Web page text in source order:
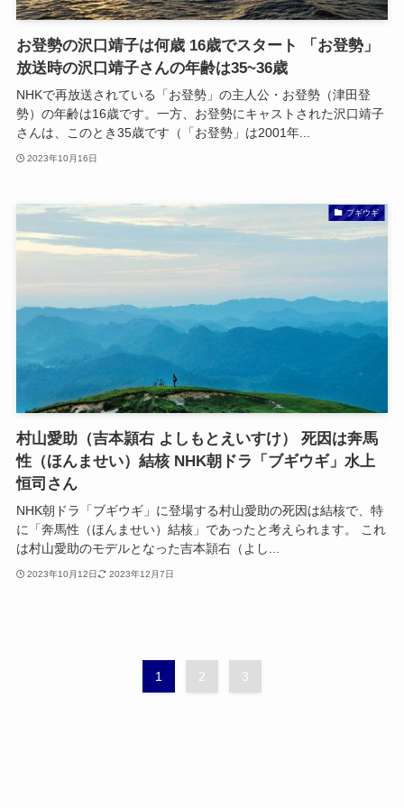
お登勢の沢口靖子は何歳 16歳でスタート 「お登勢」
放送時の沢口靖子さんの年齢は35~36歳
NHKで再放送されている「お登勢」の主人公・お登勢（津田登
勢）の年齢は16歳です。一方、お登勢にキャストされた沢口靖子
さんは、このとき35歳です（「お登勢」は2001年...
2023年10月16日
ブギウギ
村山愛助（吉本頴右 よしもとえいすけ） 死因は奔馬
性（ほんませい）結核 NHK朝ドラ「ブギウギ」水上
恒司さん
NHK朝ドラ「ブギウギ」に登場する村山愛助の死因は結核で、特
に「奔馬性（ほんませい）結核」であったと考えられます。 これ
は村山愛助のモデルとなった吉本頴右（よし...
2023年10月12日 2023年12月7日
1 2 3